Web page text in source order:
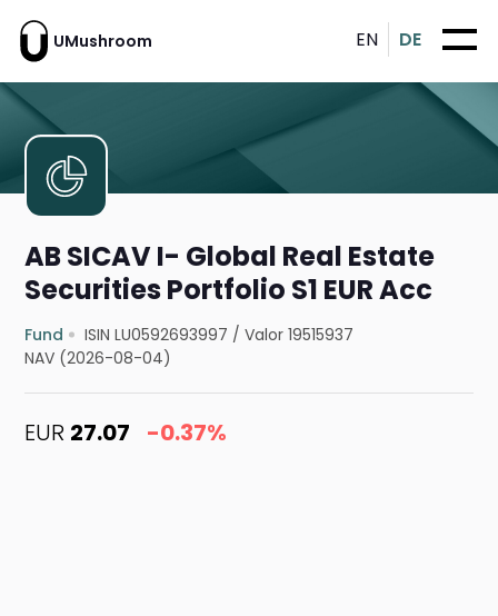
UMushroom EN DE
AB SICAV I- Global Real Estate
Securities Portfolio S1 EUR Acc
Fund ISIN LU0592693997 /Valor 19515937
NAV (2026-08-04)
EUR 27.07 -0.37%